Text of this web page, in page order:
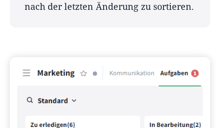
nach der letzten Änderung zu sortieren.